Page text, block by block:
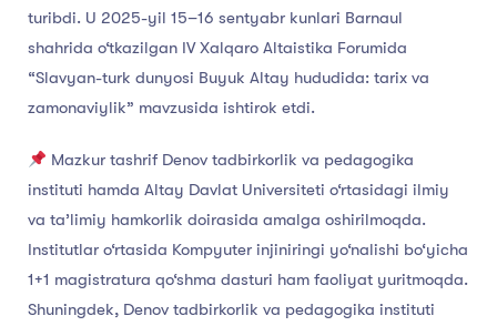
turibdi. U 2025-yil 15–16 sentyabr kunlari Barnaul
shahrida o‘tkazilgan IV Xalqaro Altaistika Forumida
“Slavyan-turk dunyosi Buyuk Altay hududida: tarix va
zamonaviylik” mavzusida ishtirok etdi.
Mazkur tashrif Denov tadbirkorlik va pedagogika
instituti hamda Altay Davlat Universiteti o‘rtasidagi ilmiy
va ta’limiy hamkorlik doirasida amalga oshirilmoqda.
Institutlar o‘rtasida Kompyuter injiniringi yo‘nalishi bo‘yicha
1+1 magistratura qo‘shma dasturi ham faoliyat yuritmoqda.
Shuningdek, Denov tadbirkorlik va pedagogika instituti